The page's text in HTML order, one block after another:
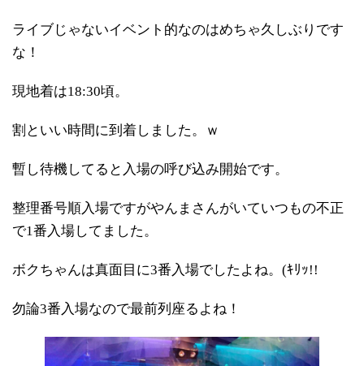
ライブじゃないイベント的なのはめちゃ久しぶりです
な！
現地着は18:30頃。
割といい時間に到着しました。ｗ
暫し待機してると入場の呼び込み開始です。
整理番号順入場ですがやんまさんがいていつもの不正
で1番入場してました。
ボクちゃんは真面目に3番入場でしたよね。(ｷﾘｯ!!
勿論3番入場なので最前列座るよね！